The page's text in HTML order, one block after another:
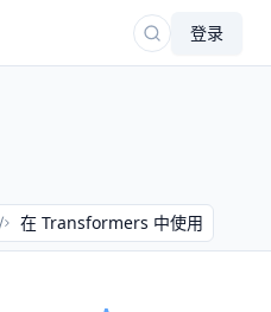
登录
在 Transformers 中使用